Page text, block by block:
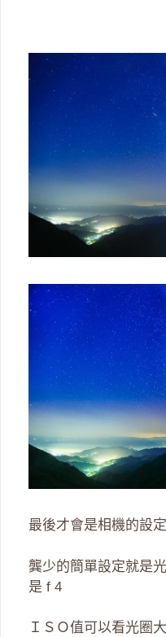
最後才會是相機的設定
龔少的簡單設定就是
是 f 4
ＩＳＯ值可以看光圈